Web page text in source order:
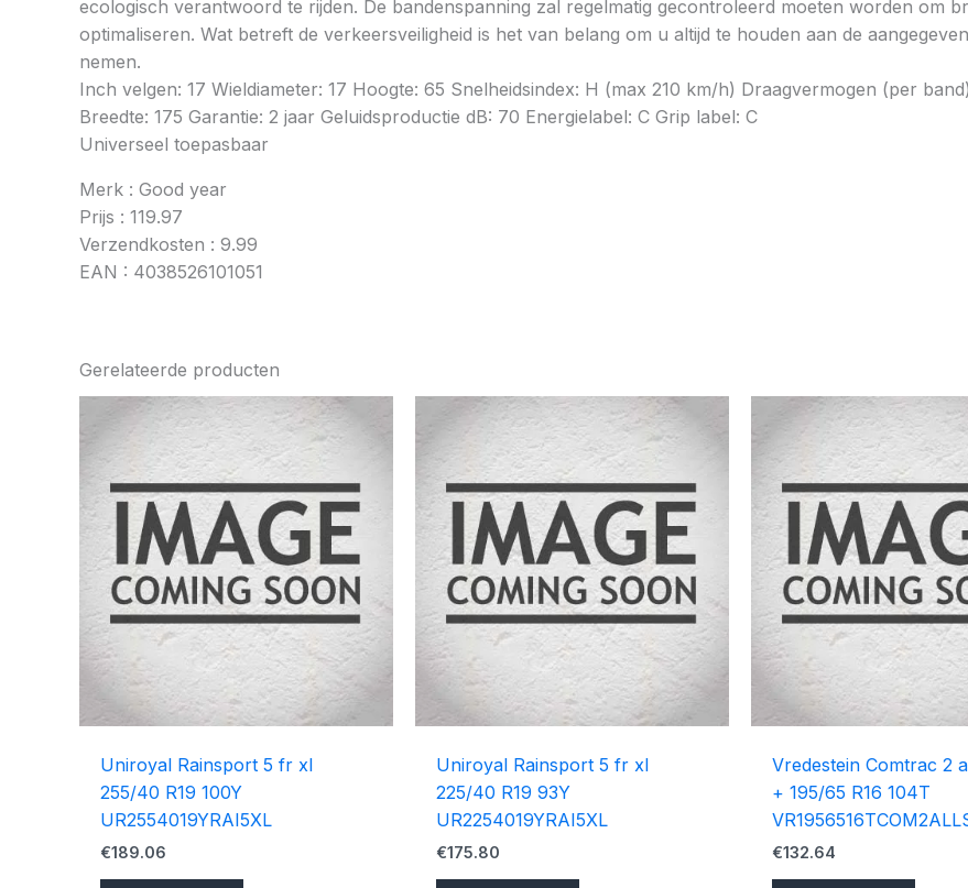
ecologisch verantwoord te rijden. De bandenspanning zal regelmatig gecontroleerd moeten worden om
optimaliseren. Wat betreft de verkeersveiligheid is het van belang om u altijd te houden aan de
nemen.
Inch velgen: 17 Wieldiameter: 17 Hoogte: 65 Snelheidsindex: H (max 210 km/h) Draagvermogen (per
Breedte: 175 Garantie: 2 jaar Geluidsproductie dB: 70 Energielabel: C Grip label: C
Universeel toepasbaar
Merk : Good year
Prijs : 119.97
Verzendkosten : 9.99
EAN : 4038526101051
Gerelateerde producten
Uniroyal Rainsport 5 fr xl
255/40 R19 100Y
UR2554019YRAI5XL
€189.06
Uniroyal Rainsport 5 fr xl
225/40 R19 93Y
UR2254019YRAI5XL
€175.80
Vredestein Comtrac 2
+ 195/65 R16 104T
€132.64